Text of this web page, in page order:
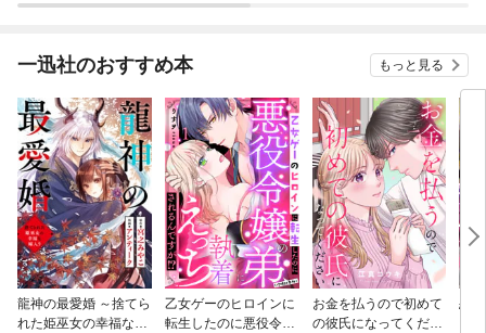
一迅社のおすすめ本 もっと見る
龍神の最愛婚 ～捨てら
れた姫巫女の幸福な嫁
乙女ゲーのヒロインに
転生したのに悪役令嬢
お金を払うので初めて
の彼氏になってくださ
恋